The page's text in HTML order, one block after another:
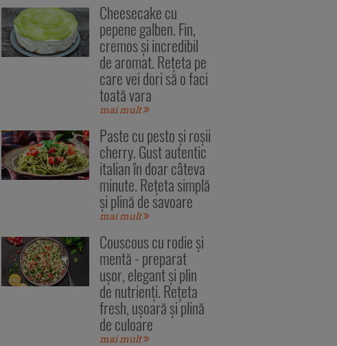
Cheesecake cu
pepene galben. Fin,
cremos și incredibil
de aromat. Rețeta pe
care vei dori să o faci
toată vara
mai mult
Paste cu pesto și roșii
cherry. Gust autentic
italian în doar câteva
minute. Rețeta simplă
și plină de savoare
mai mult
Couscous cu rodie și
mentă - preparat
ușor, elegant și plin
de nutrienți. Rețeta
fresh, ușoară și plină
de culoare
mai mult